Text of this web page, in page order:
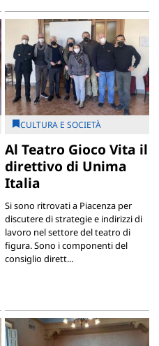
CULTURA E SOCIETÀ
Al Teatro Gioco Vita il
direttivo di Unima
Italia
Si sono ritrovati a Piacenza per
discutere di strategie e indirizzi di
lavoro nel settore del teatro di
figura. Sono i componenti del
consiglio dirett...